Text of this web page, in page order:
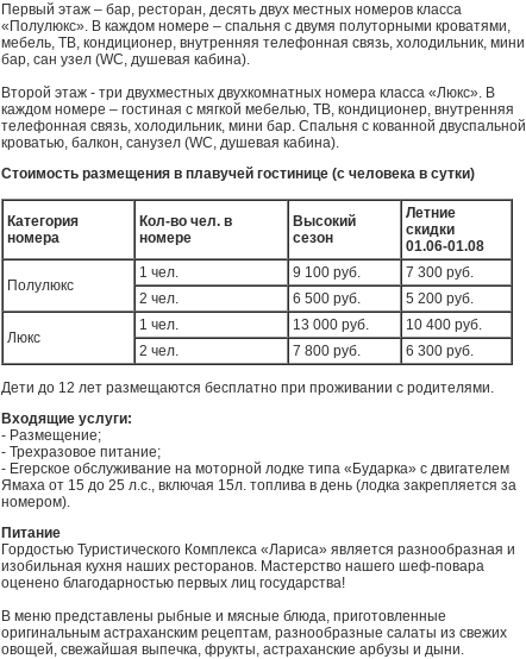
Первый этаж – бар, ресторан, десять двух местных номеров класса
«Полулюкс». В каждом номере – спальня с двумя полуторными кроватями,
мебель, ТВ, кондиционер, внутренняя телефонная связь, холодильник, мини
бар, сан узел (WC, душевая кабина).
Второй этаж - три двухместных двухкомнатных номера класса «Люкс». В
каждом номере – гостиная с мягкой мебелью, ТВ, кондиционер, внутренняя
телефонная связь, холодильник, мини бар. Спальня с кованной двуспальной
кроватью, балкон, санузел (WC, душевая кабина).
Стоимость размещения в плавучей гостинице (с человека в сутки)
Категория
номера
Кол-во чел. в
номере
Высокий
сезон
Летние
скидки
01.06-01.08
Полулюкс
1 чел. 9 100 руб.
7 300 руб.
2 чел.
6 500 руб. 5 200 руб.
Люкс
1 чел. 13 000 руб.
10 400 руб.
2 чел.
7 800 руб. 6 300 руб.
Дети до 12 лет размещаются бесплатно при проживании с родителями.
Входящие услуги:
- Размещение;
- Трехразовое питание;
- Егерское обслуживание на моторной лодке типа «Бударка» с двигателем
Ямаха от 15 до 25 л.с., включая 15л. топлива в день (лодка закрепляется за
номером).
Питание
Гордостью Туристического Комплекса «Лариса» является разнообразная и
изобильная кухня наших ресторанов. Мастерство нашего шеф-повара
оценено благодарностью первых лиц государства!
В меню представлены рыбные и мясные блюда, приготовленные
оригинальным астраханским рецептам, разнообразные салаты из свежих
овощей, свежайшая выпечка, фрукты, астраханские арбузы и дыни.